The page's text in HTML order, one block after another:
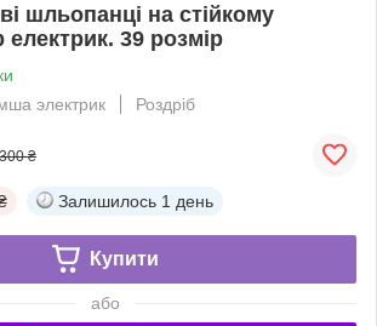
шльопанці на стійкому
електрик. 39 розмір
электрик
Роздріб
₴
Залишилось 1 день
Купити
або